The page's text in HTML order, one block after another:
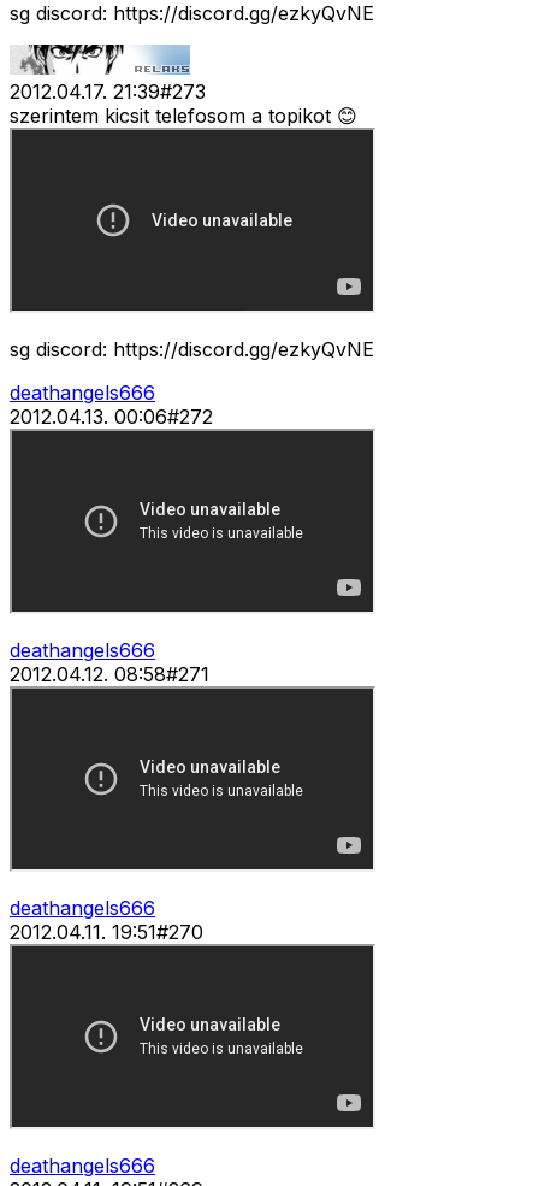
sg discord: https://discord.gg/ezkyQvNE
2012.04.17. 21:39#273
szerintem kicsit telefosom a topikot 😊
sg discord: https://discord.gg/ezkyQvNE
deathangels666
2012.04.13. 00:06#272
deathangels666
2012.04.12. 08:58#271
deathangels666
2012.04.11. 19:51#270
deathangels666